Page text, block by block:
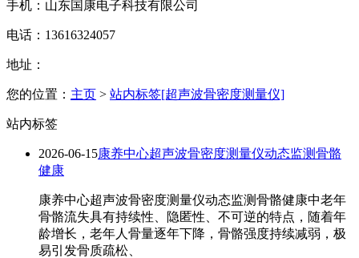
手机：山东国康电子科技有限公司
电话：13616324057
地址：
您的位置： 主页 > 站内标签[超声波骨密度测量仪]
站内标签
2026-06-15康养中心超声波骨密度测量仪动态监测骨骼
健康
康养中心超声波骨密度测量仪动态监测骨骼健康中老年
骨骼流失具有持续性、隐匿性、不可逆的特点，随着年
龄增长，老年人骨量逐年下降，骨骼强度持续减弱，极
易引发骨质疏松、